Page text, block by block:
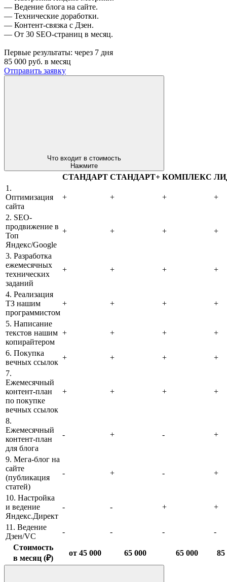
— Ведение блога на сайте.
— Технические доработки.
— Контент-связка с Дзен.
— От 30 SEO-страниц в месяц.
Первые результаты: через 7 дня
85 000 руб. в месяц
Отправить заявку
Что входит в стоимость
Нажмите
СТАНДАРТ СТАНДАРТ+ КОМПЛЕКС
1.
Оптимизация
сайта
+ + + +
2. SEO-
продвижение в
Топ
Яндекс/Google
+ + + +
3. Разработка
ежемесячных
технических
заданий
+ + + +
4. Реализация
ТЗ нашим
программистом
+ + + +
5. Написание
текстов нашим
копирайтером
+ + + +
6. Покупка
вечных ссылок
+ + +
+
7.
Ежемесячный
контент-план
по покупке
вечных ссылок
+ + + +
8.
Ежемесячный
контент-план
для блога
- + - +
9. Мега-блог на
сайте
(публикация
статей)
- + - +
10. Настройка
и ведение
Яндекс.Директ
- - + +
11. Ведение
Дзен/VC
- - -
-
Стоимость
в месяц (₽)
от 45 000 65 000 65 000 85